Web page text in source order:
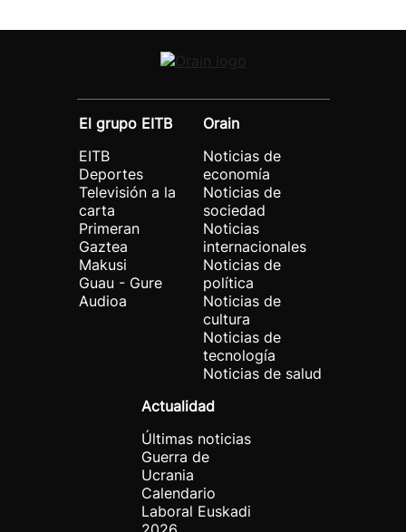
El grupo EITB
EITB
Deportes
Televisión a la
carta
Primeran
Gaztea
Makusi
Guau - Gure
Audioa
Orain
Noticias de
economía
Noticias de
sociedad
Noticias
internacionales
Noticias de
política
Noticias de
cultura
Noticias de
tecnología
Noticias de salud
Actualidad
Últimas noticias
Guerra de
Ucrania
Calendario
Laboral Euskadi